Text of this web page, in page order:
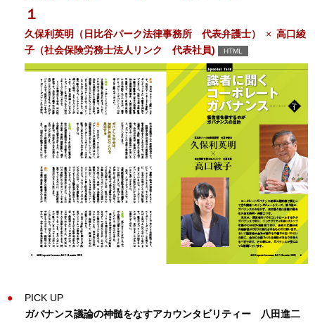
１
久保利英明（日比谷パーク法律事務所 代表弁護士） ×高口綾
子（社会保険労務士法人リンク 代表社員)
HTML
PICK UP
ガバナンス議論の神髄をなすアカウンタビリティー 八田進二